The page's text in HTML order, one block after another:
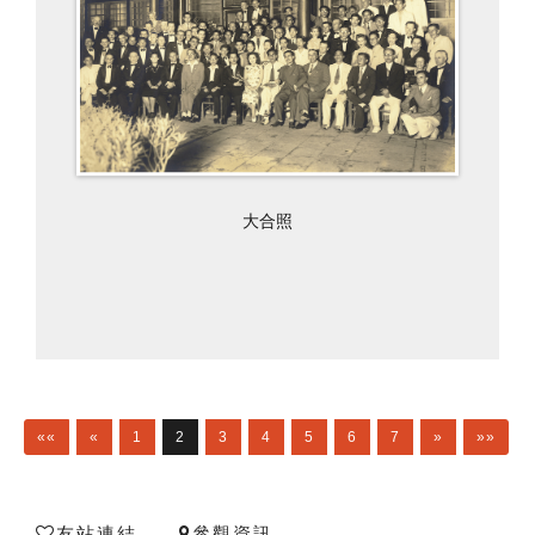
大合照
«« « 1 2 3 4 5 6 7 » »»